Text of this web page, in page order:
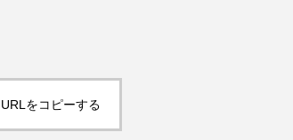
をコピーする